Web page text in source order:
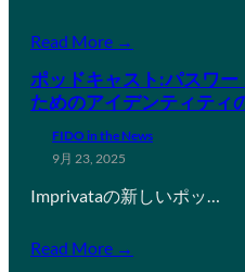
Read More →
ポッドキャスト:パスワ
ためのアイデンティティ
FIDO in the News
9月 23, 2025
Imprivataの新しいポッ…
Read More →